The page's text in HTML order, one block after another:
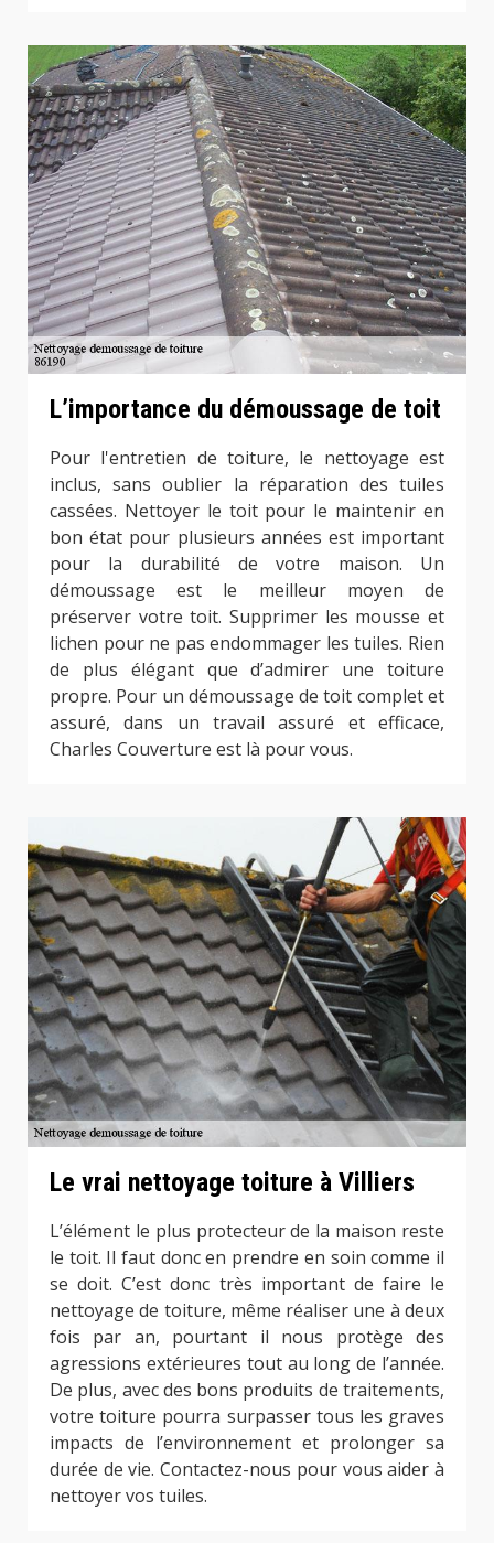
L’importance du démoussage de toit
Pour l'entretien de toiture, le nettoyage est
inclus, sans oublier la réparation des tuiles
cassées. Nettoyer le toit pour le maintenir en
bon état pour plusieurs années est important
pour la durabilité de votre maison. Un
démoussage est le meilleur moyen de
préserver votre toit. Supprimer les mousse et
lichen pour ne pas endommager les tuiles. Rien
de plus élégant que d’admirer une toiture
propre. Pour un démoussage de toit complet et
assuré, dans un travail assuré et efficace,
Charles Couverture est là pour vous.
Le vrai nettoyage toiture à Villiers
L’élément le plus protecteur de la maison reste
le toit. Il faut donc en prendre en soin comme il
se doit. C’est donc très important de faire le
nettoyage de toiture, même réaliser une à deux
fois par an, pourtant il nous protège des
agressions extérieures tout au long de l’année.
De plus, avec des bons produits de traitements,
votre toiture pourra surpasser tous les graves
impacts de l’environnement et prolonger sa
durée de vie. Contactez-nous pour vous aider à
nettoyer vos tuiles.